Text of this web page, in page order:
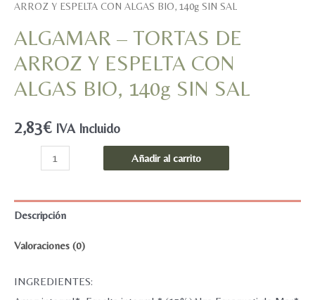
ARROZ Y ESPELTA CON ALGAS BIO, 140g SIN SAL
ALGAMAR – TORTAS DE
ARROZ Y ESPELTA CON
ALGAS BIO, 140g SIN SAL
2,83€ IVA Incluido
ALGAMAR
DE
Y
Añadir al carrito
Descripción
Valoraciones (0)
INGREDIENTES: